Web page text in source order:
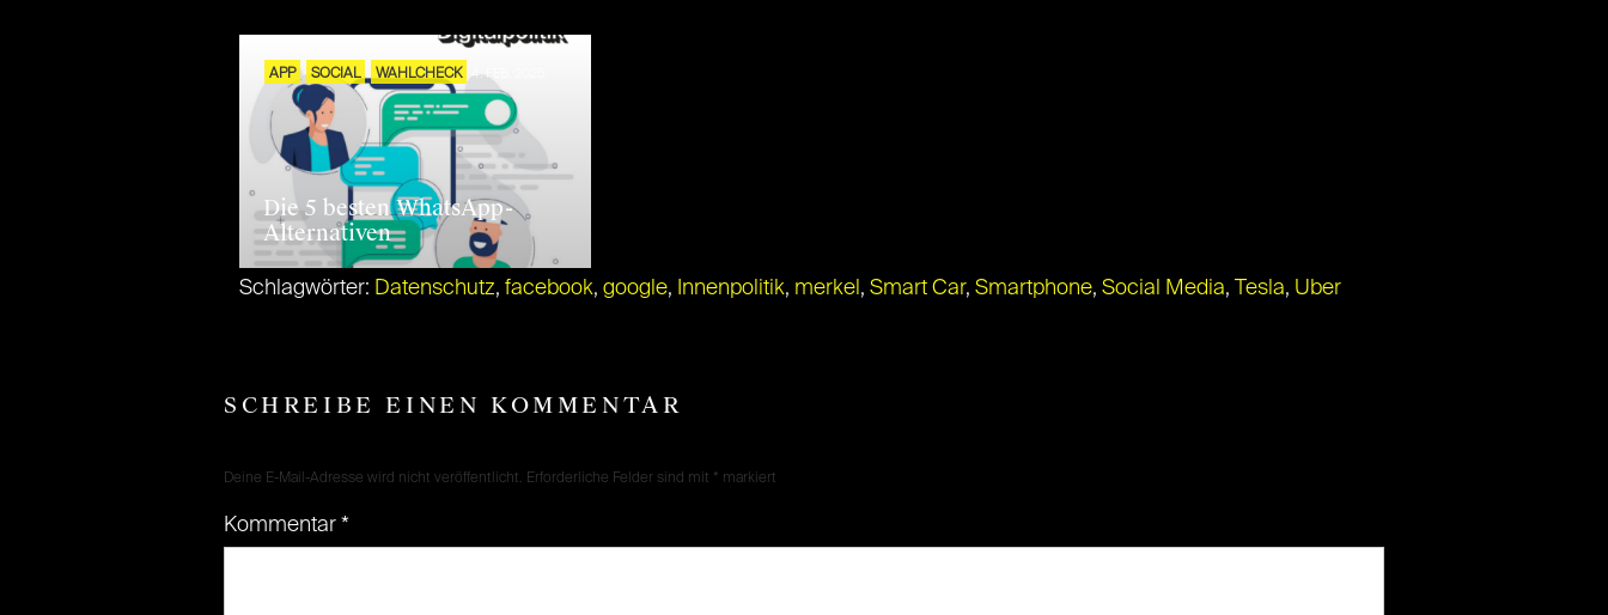
APP SOCIAL WAHLCHECK 4. FEB. 2025
Die 5 besten WhatsApp-
Alternativen
Schlagwörter: Datenschutz, facebook, google, Innenpolitik, merkel , Smart Car, Smartphone, Social Media, Tesla, Uber
SCHREIBE EINEN KOMMENTAR
Deine E-Mail-Adresse wird nicht veröffentlicht. Erforderliche Felder sind mit * markiert
Kommentar *